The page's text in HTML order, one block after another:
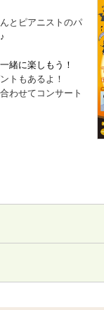
とピアニストのパ
緒に楽しもう！
トもあるよ！
わせてコンサート